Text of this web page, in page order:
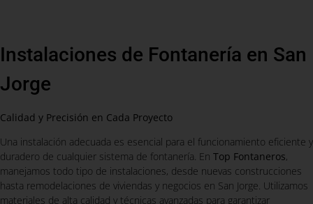
Instalaciones de Fontanería en San
Jorge
Calidad y Precisión en Cada Proyecto
Una instalación adecuada es esencial para el funcionamiento eficiente y
duradero de cualquier sistema de fontanería. En Top Fontaneros,
manejamos todo tipo de instalaciones, desde nuevas construcciones
hasta remodelaciones de viviendas y negocios en San Jorge. Utilizamos
materiales de alta calidad y técnicas avanzadas para garantizar